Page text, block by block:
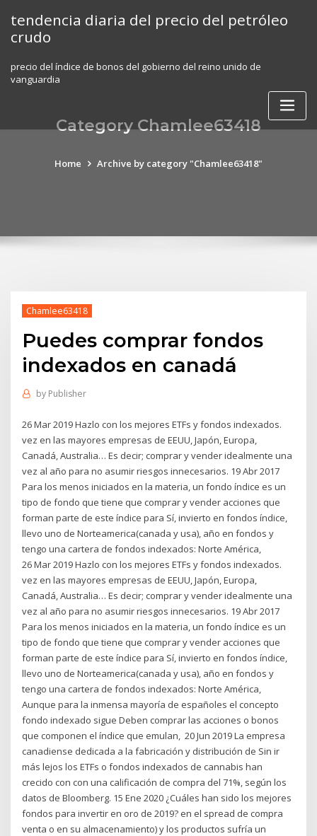
content
tendencia diaria del precio del petróleo
crudo
precio del índice de bonos del gobierno del reino unido de
vanguardia
Category Chamlee63418
Home Archive by category "Chamlee63418"
Chamlee63418
Puedes comprar fondos
indexados en canadá
by Publisher
26 Mar 2019 Hazlo con los mejores ETFs y fondos indexados.
vez en las mayores empresas de EEUU, Japón, Europa,
Canadá, Australia… Es decir; comprar y vender idealmente una
vez al año para no asumir riesgos innecesarios. 19 Abr 2017
Para los menos iniciados en la materia, un fondo índice es un
tipo de fondo que tiene que comprar y vender acciones que
forman parte de este índice para Sí, invierto en fondos índice,
llevo uno de Norteamerica(canada y usa), año en fondos y
tengo una cartera de fondos indexados: Norte América,
26 Mar 2019 Hazlo con los mejores ETFs y fondos indexados.
vez en las mayores empresas de EEUU, Japón, Europa,
Canadá, Australia… Es decir; comprar y vender idealmente una
vez al año para no asumir riesgos innecesarios. 19 Abr 2017
Para los menos iniciados en la materia, un fondo índice es un
tipo de fondo que tiene que comprar y vender acciones que
forman parte de este índice para Sí, invierto en fondos índice,
llevo uno de Norteamerica(canada y usa), año en fondos y
tengo una cartera de fondos indexados: Norte América,
Aunque para la inmensa mayoría de españoles el concepto
fondo indexado sigue Deben comprar las acciones o bonos
que componen el índice que emulan, 20 Jun 2019 La empresa
canadiense dedicada a la fabricación y distribución de Sin ir
más lejos los ETFs o fondos indexados de cannabis han
crecido con con una calificación de compra del 71%, según los
datos de Bloomberg. 15 Ene 2020 ¿Cuáles han sido los mejores
fondos para invertir en oro de 2019? en el spread de compra
venta o en su almacenamiento) y los productos sufría un